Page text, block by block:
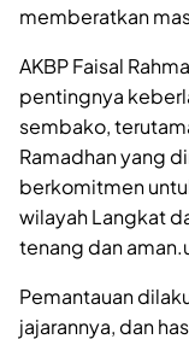
memberatkan
AKBP Faisal
pentingnya
sembako,
Ramadhan yang
berkomitmen
wilayah Langkat
tenang dan
Pemantauan
jajarannya, dan